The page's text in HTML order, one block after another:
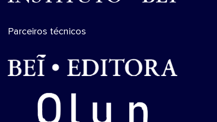
Parceiros técnicos